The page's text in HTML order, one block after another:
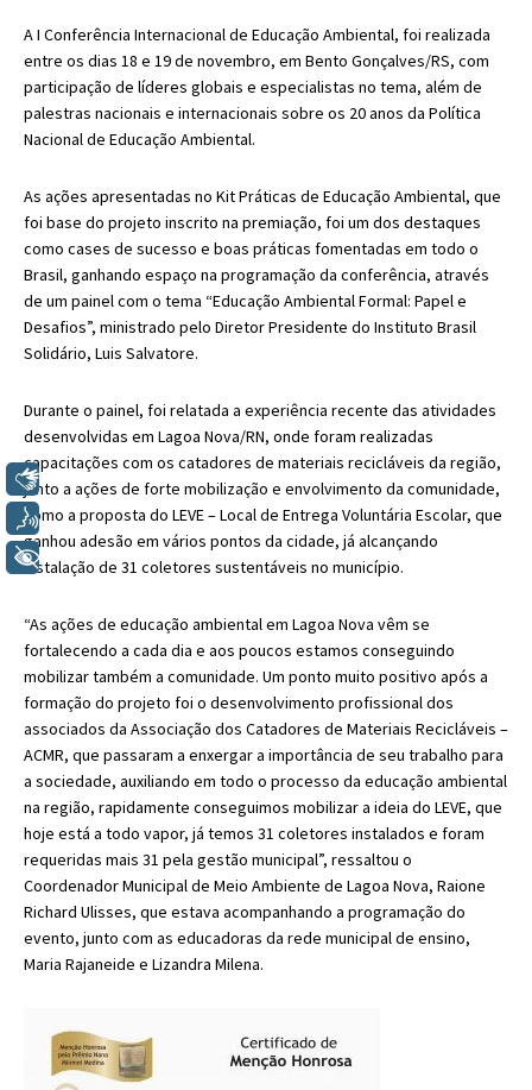
A I Conferência Internacional de Educação Ambiental, foi realizada
entre os dias 18 e 19 de novembro, em Bento Gonçalves/RS, com
participação de líderes globais e especialistas no tema, além de
palestras nacionais e internacionais sobre os 20 anos da Política
Nacional de Educação Ambiental.
As ações apresentadas no Kit Práticas de Educação Ambiental, que
foi base do projeto inscrito na premiação, foi um dos destaques
como cases de sucesso e boas práticas fomentadas em todo o
Brasil, ganhando espaço na programação da conferência, através
de um painel com o tema “Educação Ambiental Formal: Papel e
Desafios”, ministrado pelo Diretor Presidente do Instituto Brasil
Solidário, Luis Salvatore.
Durante o painel, foi relatada a experiência recente das atividades
desenvolvidas em Lagoa Nova/RN, onde foram realizadas
capacitações com os catadores de materiais recicláveis da região,
junto a ações de forte mobilização e envolvimento da comunidade,
como a proposta do LEVE – Local de Entrega Voluntária Escolar, que
ganhou adesão em vários pontos da cidade, já alcançando
instalação de 31 coletores sustentáveis no município.
“As ações de educação ambiental em Lagoa Nova vêm se
fortalecendo a cada dia e aos poucos estamos conseguindo
mobilizar também a comunidade. Um ponto muito positivo após a
formação do projeto foi o desenvolvimento profissional dos
associados da Associação dos Catadores de Materiais Recicláveis –
ACMR, que passaram a enxergar a importância de seu trabalho para
a sociedade, auxiliando em todo o processo da educação ambiental
na região, rapidamente conseguimos mobilizar a ideia do LEVE, que
hoje está a todo vapor, já temos 31 coletores instalados e foram
requeridas mais 31 pela gestão municipal”, ressaltou o
Coordenador Municipal de Meio Ambiente de Lagoa Nova, Raione
Richard Ulisses, que estava acompanhando a programação do
evento, junto com as educadoras da rede municipal de ensino,
Maria Rajaneide e Lizandra Milena.
Libras
Voz
+ Acessibilidade